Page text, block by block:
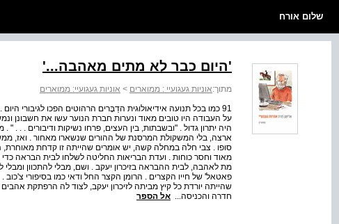
שלום אורח
'היום כבר לא מתים מאהבה...'
מתוך:אוניות געגועיי : ממוארים > אוניות געגועיי: ממוארים
91 כמו בכל תנועה אידיאולוגית הדַבָּרים הרהוטים הפכו לגיבורי
על העבודה היו טובים מאוד ונערות חברת הנוער עשו את חשבונן
היה יתרון גדול . "ובשבתות, בין העצים, פרחו נשיקות ודיבורים . . .
ארצה, בלי המשקולת המרסנת של ההורים שנשארו מאחור . ואז,
סופו . צבי חלה במחלה קשה, יש אומרים שהייתה זו קדחת מאוחרת,
מאוד וחסר כוחות . ועדת הבריאות החליטה לשלחו לבית הבראה
מת לאהבה, לבית ההבראה בזיכרון יעקב . ושם, מבלי להתכוון
פאטאל' של חייו הקצרים . הרומן הקצר החל ודאי כמו בסיפורי
שהייתה יורדת כל קיץ מביתה לזיכרון יעקב, לצוד לה הרפתקת
חדרה והכניסה... אל הספר